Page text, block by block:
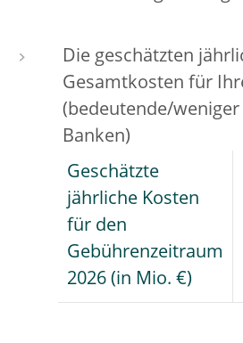
Die geschätzten
Gesamtkosten für
(bedeutende/
Banken)
Geschätzte
jährliche Kosten
für den
Gebührenzeitraum
2026 (in Mio. €)